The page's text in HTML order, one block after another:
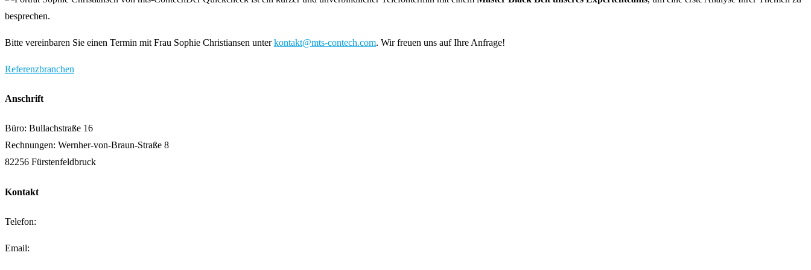
besprechen.
Bitte vereinbaren Sie einen Termin mit Frau Sophie Christiansen unterkontakt@mts-contech.com. Wir freuen uns auf Ihre Anfrage!
Referenzbranchen
Anschrift
Büro: Bullachstraße 16
Rechnungen: Wernher-von-Braun-Straße 8
82256 Fürstenfeldbruck
Kontakt
Telefon:
Email: